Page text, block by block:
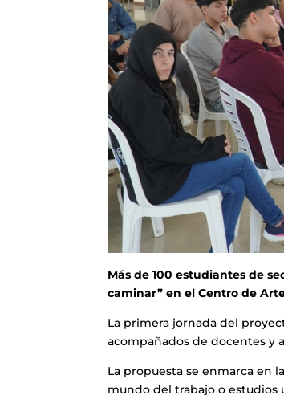
Más de 100 estudiantes de
caminar” en el Centro de
La primera jornada del
acompañados de docentes y
La propuesta se enmarca en
mundo del trabajo o estudios